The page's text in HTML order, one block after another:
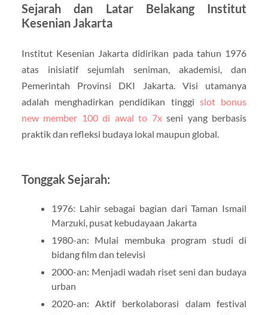
Sejarah dan Latar Belakang Institut
Kesenian Jakarta
Institut Kesenian Jakarta didirikan pada tahun 1976
atas inisiatif sejumlah seniman, akademisi, dan
Pemerintah Provinsi DKI Jakarta. Visi utamanya
adalah menghadirkan pendidikan tinggi slot bonus
new member 100 di awal to 7xseni yang berbasis
praktik dan refleksi budaya lokal maupun global.
Tonggak Sejarah:
1976: Lahir sebagai bagian dari Taman Ismail
Marzuki, pusat kebudayaan Jakarta
1980-an: Mulai membuka program studi di
bidang film dan televisi
2000-an: Menjadi wadah riset seni dan budaya
urban
2020-an: Aktif berkolaborasi dalam festival